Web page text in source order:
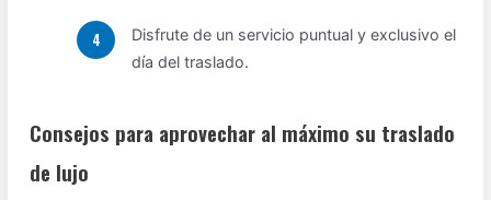
Disfrute de un servicio puntual y exclusivo el
día del traslado.
Consejos para aprovechar al máximo su traslado
de lujo